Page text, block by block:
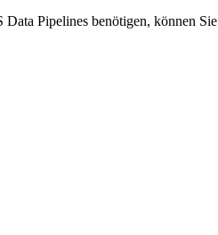
Pipelines benötigen, können